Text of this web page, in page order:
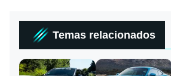
Temas relacionados